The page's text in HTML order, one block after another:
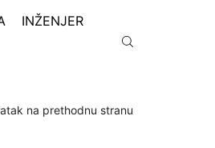
INŽENJER
na prethodnu stranu